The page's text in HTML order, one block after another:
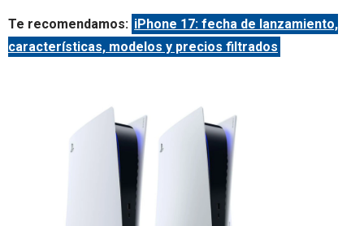
Te recomendamos: iPhone 17: fecha de lanzamiento,
características, modelos y precios filtrados